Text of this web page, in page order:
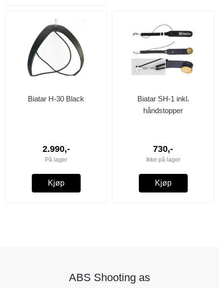
Biatar H-30 Black
2.990,-
På lager
Kjøp
Biatar SH-1 inkl.
håndstopper
730,-
Ikke på lager
Kjøp
ABS Shooting as